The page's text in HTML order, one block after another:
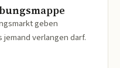
geben
verlangen darf.